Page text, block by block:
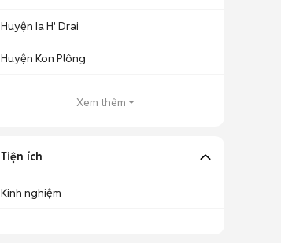
Huyện Ia H' Drai
Huyện Kon Plông
Xem thêm
Tiện ích
Kinh nghiệm